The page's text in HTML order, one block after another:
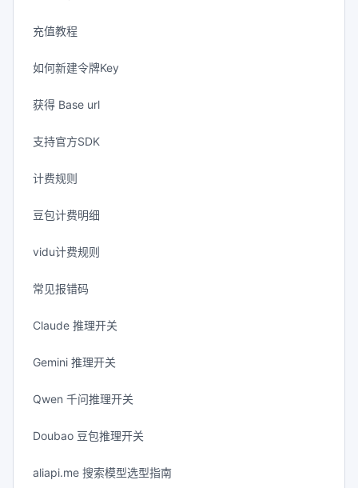
充值教程
如何新建令牌Key
获得 Base url
支持官方SDK
计费规则
豆包计费明细
vidu计费规则
常见报错码
Claude 推理开关
Gemini 推理开关
Qwen 千问推理开关
Doubao 豆包推理开关
aliapi.me 搜索模型选型指南